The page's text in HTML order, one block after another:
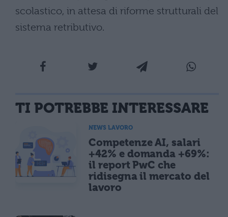
scolastico, in attesa di riforme strutturali del
sistema retributivo.
TI POTREBBE INTERESSARE
NEWS LAVORO
Competenze AI, salari
+42% e domanda +69%:
il report PwC che
ridisegna il mercato del
lavoro